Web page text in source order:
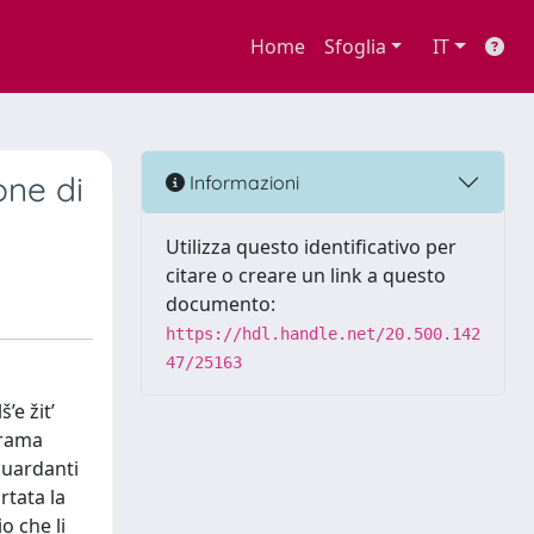
Home Sfoglia IT
di
žit’
la
che li
Informazioni
Utilizza questo identificativo per
citare o creare un link a questo
documento:
https://hdl.handle.net/20.500.142
47/25163